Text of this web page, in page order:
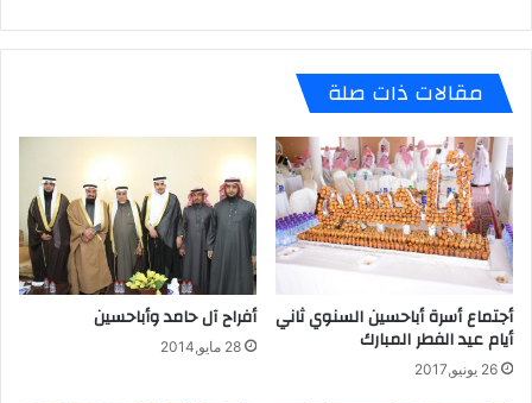
at
s
A
p
p
e
gr
a
m
ar
e
مقالات ذات صلة
أجتماع أسرة أباحسين السنوي ثاني
أيام عيد الفطر المبارك
26 يونيو,2017
أفراح آل حامد وأباحسين
28 مايو,2014